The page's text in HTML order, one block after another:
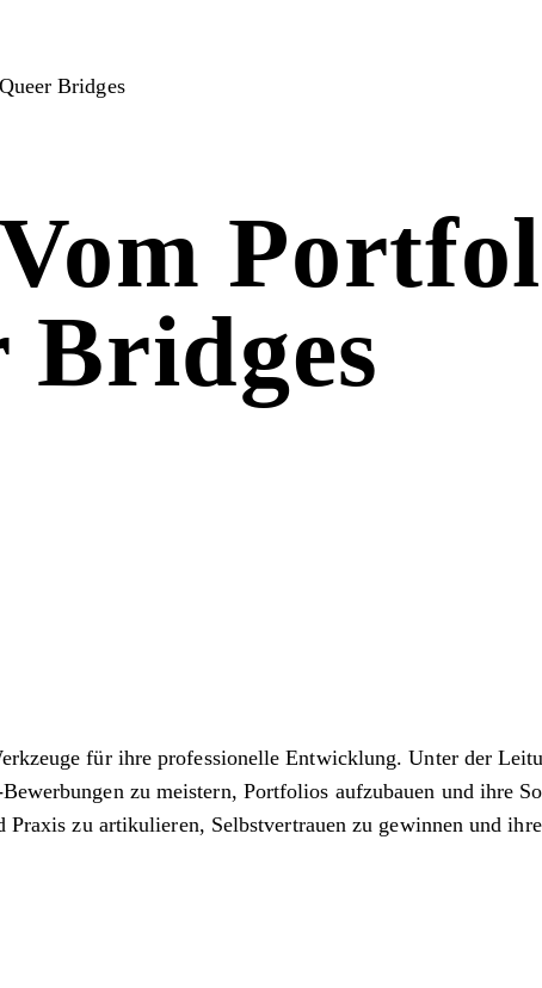
Bridges
Bridges
für ihre professionelle Entwicklung. Unter der
zu meistern, Portfolios aufzubauen und ihre
zu artikulieren, Selbstvertrauen zu gewinnen und